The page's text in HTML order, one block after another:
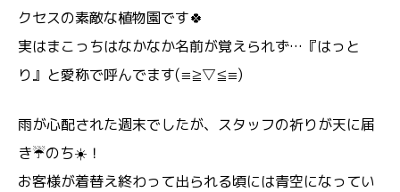
クセスの素敵な植物園です🍀
実はまこっちはなかなか名前が覚えられず…『はっと
り』と愛称で呼んでます(≡≧▽≦≡)
雨が心配された週末でしたが、スタッフの祈りが天に届
き☔のち☀️！
お客様が着替え終わって出られる頃には青空になってい